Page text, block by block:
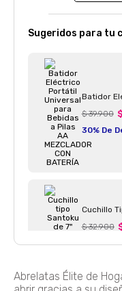
Sugeridos para tu
$ 39.900
30% De
$ 32.900
35% De
Abrelatas Élite de